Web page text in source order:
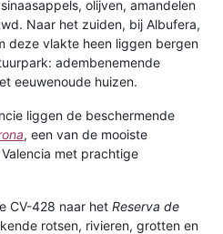
olijven, amandelen
Naar het zuiden, bij Albufera,
deze vlakte heen liggen bergen
adembenemende
eeuwenoude huizen.
liggen de beschermende
, een van de mooiste
met prachtige
CV-428 naar het Reserva de
rotsen, rivieren, grotten en